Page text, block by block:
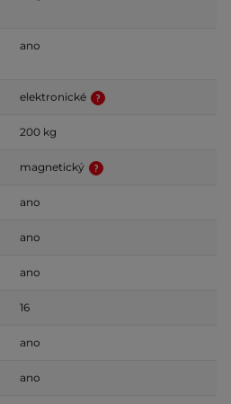
ano
elektronické
200 kg
magnetický
ano
ano
ano
16
ano
ano